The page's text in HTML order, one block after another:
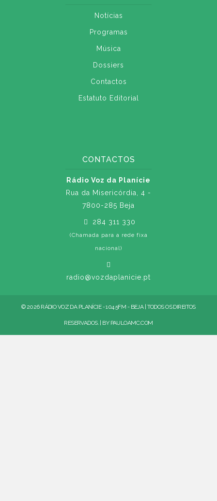
Notícias
Programas
Música
Dossiers
Contactos
Estatuto Editorial
CONTACTOS
Rádio Voz da Planície
Rua da Misericórdia, 4 -
7800-285 Beja
284 311 330
(Chamada para a rede fixa
nacional)
radio@vozdaplanicie.pt
© 2026 RÁDIO VOZ DA PLANÍCIE - 104.5FM - BEJA | TODOS OS DIREITOS
RESERVADOS. | BY PAULOAMC.COM